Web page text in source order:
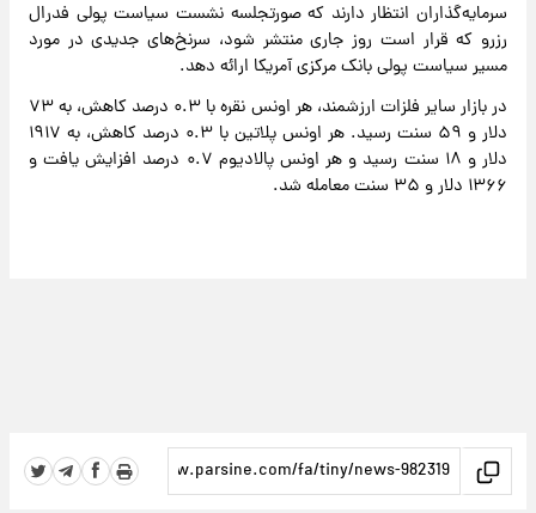
سرمایه‌گذاران انتظار دارند که صورتجلسه نشست سیاست پولی فدرال
رزرو که قرار است روز جاری منتشر شود، سرنخ‌های جدیدی در مورد
مسیر سیاست پولی بانک مرکزی آمریکا ارائه دهد.
در بازار سایر فلزات ارزشمند، هر اونس نقره با ۰.۳ درصد کاهش، به ۷۳
دلار و ۵۹ سنت رسید. هر اونس پلاتین با ۰.۳ درصد کاهش، به ۱۹۱۷
دلار و ۱۸ سنت رسید و هر اونس پالادیوم ۰.۷ درصد افزایش یافت و
۱۳۶۶ دلار و ۳۵ سنت معامله شد.